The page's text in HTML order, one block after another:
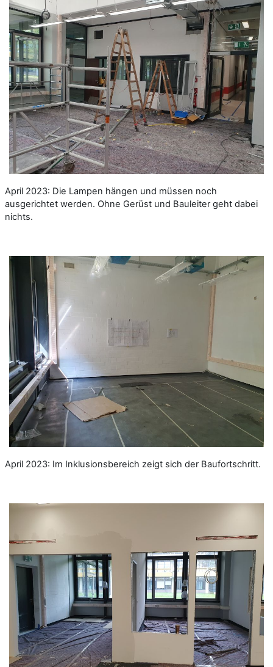
April 2023: Die Lampen hängen und müssen noch
ausgerichtet werden. Ohne Gerüst und Bauleiter geht dabei
nichts.
April 2023: Im Inklusionsbereich zeigt sich der Baufortschritt.